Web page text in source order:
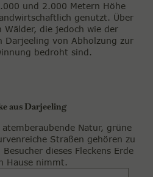
und 2.000 Metern Höhe
genutzt. Über
Wälder, die jedoch wie der
Darjeeling von Abholzung zur
bedroht sind.
aus Darjeeling
Natur, grüne
Straßen gehören zu
dieses Fleckens Erde
Hause nimmt.